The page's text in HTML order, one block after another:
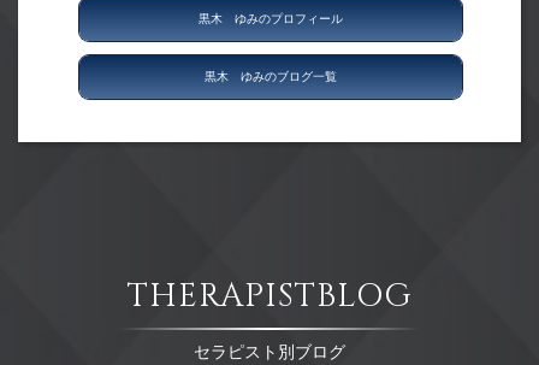
黒木 ゆみのプロフィール
黒木 ゆみのブログ一覧
THERAPISTBLOG
セラピスト別ブログ